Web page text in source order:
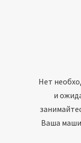
Нет
и
Ваша